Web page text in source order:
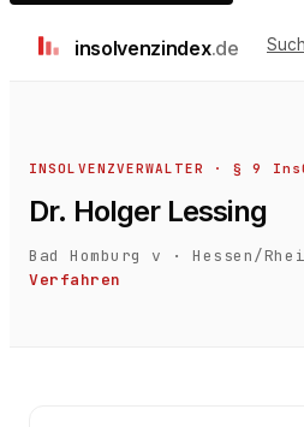
insolvenzindex.de
INSOLVENZVERWALTER · § 9
Dr. Holger Lessing
Bad Homburg v ·Hessen/
Verfahren